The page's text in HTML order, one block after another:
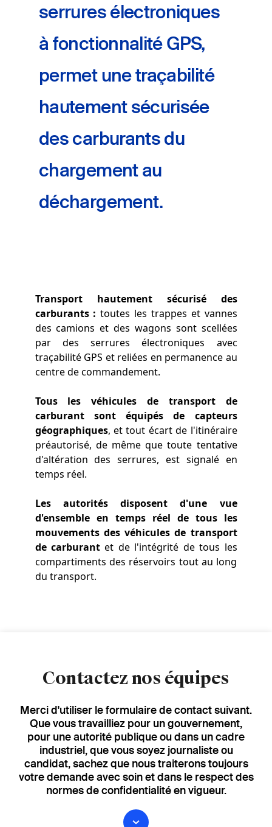
serrures électroniques
à fonctionnalité GPS,
permet une traçabilité
hautement sécurisée
des carburants du
chargement au
déchargement.
Transport hautement sécurisé des
carburants : toutes les trappes et vannes
des camions et des wagons sont scellées
par des serrures électroniques avec
traçabilité GPS et reliées en permanence au
centre de commandement.
Tous les véhicules de transport de
carburant sont équipés de capteurs
géographiques, et tout écart de l'itinéraire
préautorisé, de même que toute tentative
d'altération des serrures, est signalé en
temps réel.
Les autorités disposent d'une vue
d'ensemble en temps réel de tous les
mouvements des véhicules de transport
de carburantet de l'intégrité de tous les
compartiments des réservoirs tout au long
du transport.
Contactez nos équipes
Merci d'utiliser le formulaire de contact suivant.
Que vous travailliez pour un gouvernement,
pour une autorité publique ou dans un cadre
industriel, que vous soyez journaliste ou
candidat, sachez que nous traiterons toujours
votre demande avec soin et dans le respect des
normes de confidentialité en vigueur.